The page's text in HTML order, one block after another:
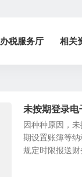
办税服务厅 相关
未按期登录电
因种种原因，
期设置账簿等
规定时限报送财